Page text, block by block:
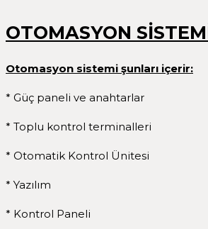
OTOMASYON
Otomasyon sistemi şunları içerir:
* Güç paneli ve anahtarlar
* Toplu kontrol terminalleri
* Otomatik Kontrol Ünitesi
* Yazılım
* Kontrol Paneli